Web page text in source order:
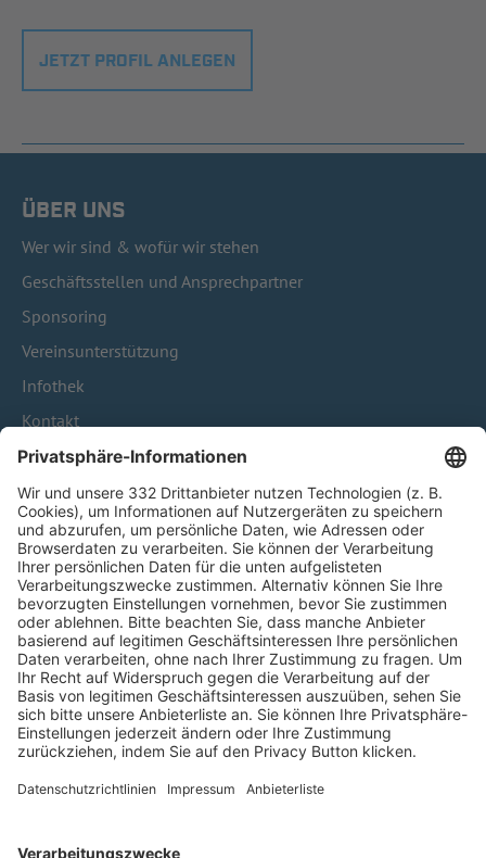
JETZT PROFIL ANLEGEN
ÜBER UNS
Wer wir sind & wofür wir stehen
Geschäftsstellen und Ansprechpartner
Sponsoring
Vereinsunterstützung
Infothek
Kontakt
HÄUFIG BESUCHTE SEITEN
Pässe und Vereinswechsel
Trainerausbildung
Schulungsangebot Vereinsmitarbeiter
BFV-Geschäftsstellen
Trainerbörse
Login SpielPlus
FOLGE DEM BFV